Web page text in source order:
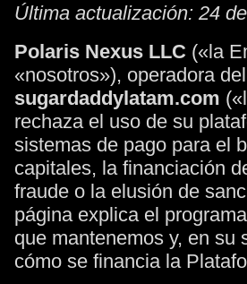
Última actualización: 24
Polaris Nexus LLC («la
«nosotros»), operadora
sugardaddylatam.com
rechaza el uso de su
sistemas de pago para el
capitales, la financiación
fraude o la elusión de
página explica el
que mantenemos y, en su
cómo se financia la